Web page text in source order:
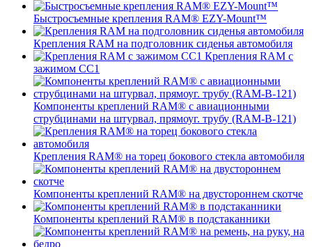
Быстросъемные крепления RAM® EZY-Mount™
Крепления RAM на подголовник сиденья автомобиля
Крепления RAM с
зажимом СС1
Компоненты креплений RAM® с авиационными
струбцинами на штурвал, прямоуг. трубу (RAM-B-121)
Крепления RAM® на торец бокового стекла автомобиля
Компоненты креплений RAM® на двустороннем скотче
Компоненты креплений RAM® в подстаканники